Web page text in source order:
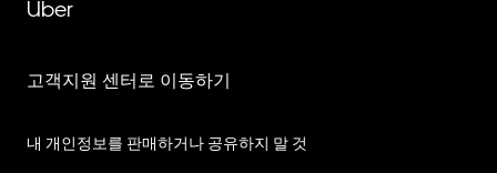
Uber
고객지원 센터로 이동하기
내 개인정보를 판매하거나 공유하지 말 것